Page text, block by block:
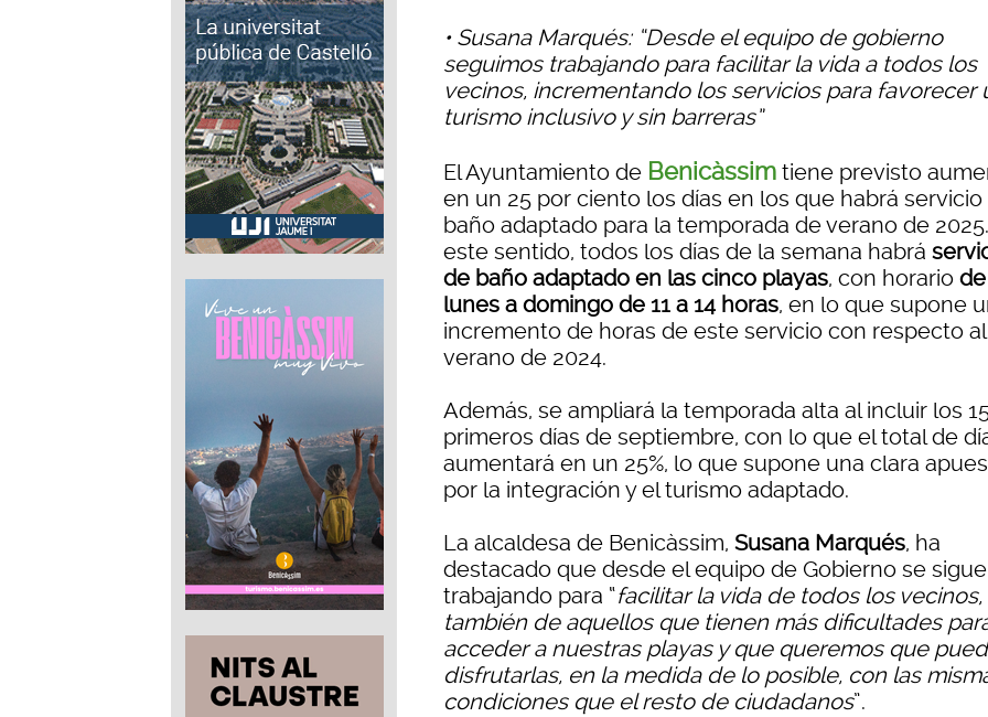
• Susana Marqués: “Desde el equipo de gobierno
seguimos trabajando para facilitar la vida a todos los
vecinos, incrementando los servicios para favorecer
turismo inclusivo y sin barreras”
El Ayuntamiento de Benicàssim tiene previsto
en un 25 por ciento los días en los que habrá servicio
baño adaptado para la temporada de verano de
este sentido, todos los días de la semana habrá
de baño adaptado en las cinco playas, con horario de
lunes a domingo de 11 a 14 horas, en lo que supone
incremento de horas de este servicio con respecto al
verano de 2024.
Además, se ampliará la temporada alta al incluir los
primeros días de septiembre, con lo que el total de
aumentará en un 25%, lo que supone una clara
por la integración y el turismo adaptado.
La alcaldesa de Benicàssim, Susana Marqués, ha
destacado que desde el equipo de Gobierno se sigue
trabajando para “facilitar la vida de todos los vecinos,
también de aquellos que tienen más dificultades
acceder a nuestras playas y que queremos que
disfrutarlas, en la medida de lo posible, con las
condiciones que el resto de ciudadanos”.